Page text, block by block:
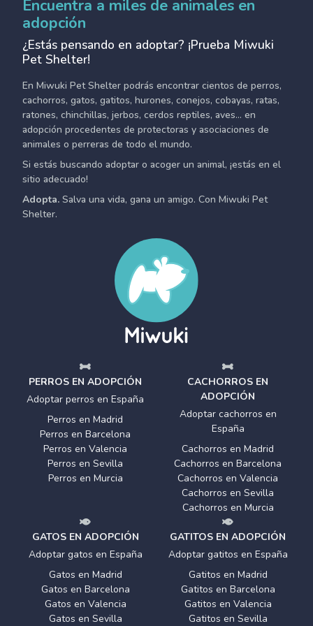
Encuentra a miles de animales en
adopción
¿Estás pensando en adoptar? ¡Prueba Miwuki
Pet Shelter!
En Miwuki Pet Shelter podrás encontrar cientos de perros,
cachorros, gatos, gatitos, hurones, conejos, cobayas, ratas,
ratones, chinchillas, jerbos, cerdos reptiles, aves... en
adopción procedentes de protectoras y asociaciones de
animales o perreras de todo el mundo.
Si estás buscando adoptar o acoger un animal, ¡estás en el
sitio adecuado!
Adopta. Salva una vida, gana un amigo. Con Miwuki Pet
Shelter.
PERROS EN ADOPCIÓN
Adoptar perros en España
Perros en Madrid
Perros en Barcelona
Perros en Valencia
Perros en Sevilla
Perros en Murcia
CACHORROS EN
ADOPCIÓN
Adoptar cachorros en
España
Cachorros en Madrid
Cachorros en Barcelona
Cachorros en Valencia
Cachorros en Sevilla
Cachorros en Murcia
GATOS EN ADOPCIÓN
Adoptar gatos en España
Gatos en Madrid
Gatos en Barcelona
Gatos en Valencia
Gatos en Sevilla
GATITOS EN ADOPCIÓN
Adoptar gatitos en España
Gatitos en Madrid
Gatitos en Barcelona
Gatitos en Valencia
Gatitos en Sevilla